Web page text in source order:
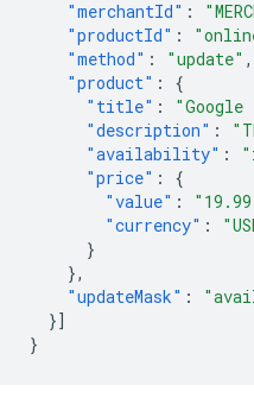
"merchantId" :
"productId" :
"method" : "update" ,
"product" :
{
"title" : "Google
"description" :
"availability" :
"price" :
{
"value" :
"currency" :
}
},
"updateMask" :
}]
}